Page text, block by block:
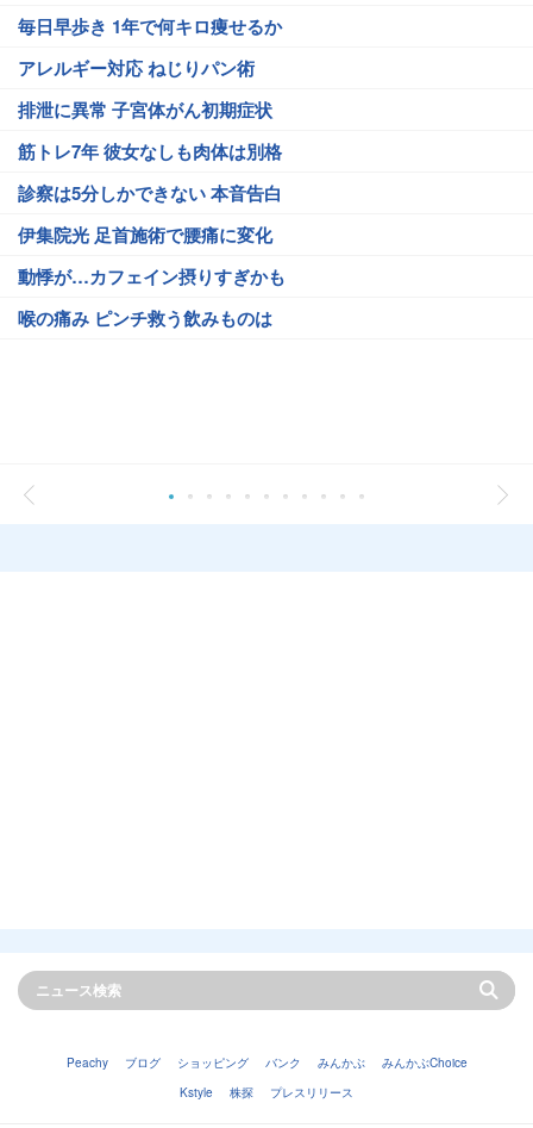
毎日早歩き 1年で何キロ痩せるか
アレルギー対応 ねじりパン術
排泄に異常 子宮体がん初期症状
筋トレ7年 彼女なしも肉体は別格
診察は5分しかできない 本音告白
伊集院光 足首施術で腰痛に変化
動悸が…カフェイン摂りすぎかも
喉の痛み ピンチ救う飲みものは
Peachy ブログ ショッピング バンク みんかぶ
みんかぶChoice
Kstyle
株探 プレスリリース